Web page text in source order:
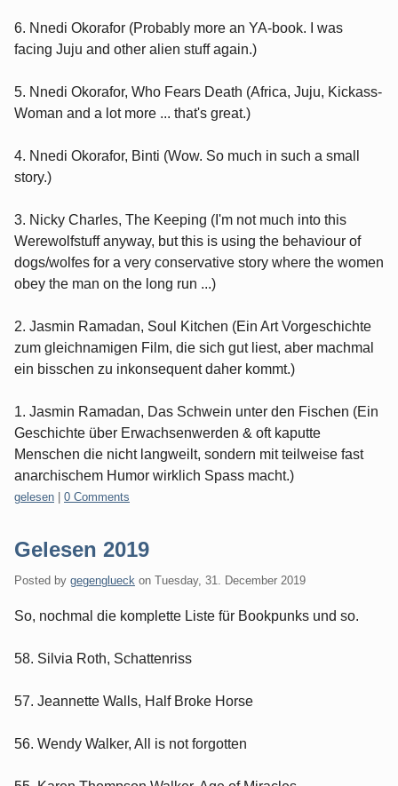
6. Nnedi Okorafor (Probably more an YA-book. I was
facing Juju and other alien stuff again.)
5. Nnedi Okorafor, Who Fears Death (Africa, Juju, Kickass-
Woman and a lot more ... that's great.)
4. Nnedi Okorafor, Binti (Wow. So much in such a small
story.)
3. Nicky Charles, The Keeping (I'm not much into this
Werewolfstuff anyway, but this is using the behaviour of
dogs/wolfes for a very conservative story where the women
obey the man on the long run ...)
2. Jasmin Ramadan, Soul Kitchen (Ein Art Vorgeschichte
zum gleichnamigen Film, die sich gut liest, aber machmal
ein bisschen zu inkonsequent daher kommt.)
1. Jasmin Ramadan, Das Schwein unter den Fischen (Ein
Geschichte über Erwachsenwerden & oft kaputte
Menschen die nicht langweilt, sondern mit teilweise fast
anarchischem Humor wirklich Spass macht.)
Categories:
gelesen 0 Comments
Gelesen 2019
Posted by gegenglueck on Tuesday, 31. December 2019
So, nochmal die komplette Liste für Bookpunks und so.
58. Silvia Roth, Schattenriss
57. Jeannette Walls, Half Broke Horse
56. Wendy Walker, All is not forgotten